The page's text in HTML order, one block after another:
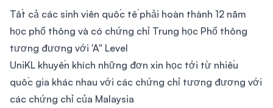
Tất cả các sinh viên quốc tế phải hoàn thành 12 năm
học phổ thông và có chứng chỉ Trung học Phổ thông
tương đương với 'A" Level
UniKL khuyến khích những đơn xin học tới từ nhiều
quốc gia khác nhau với các chứng chỉ tương đương với
các chứng chỉ của Malaysia